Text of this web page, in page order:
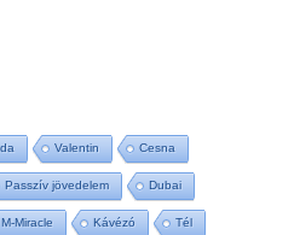
Valentin Cesna
Passzív jövedelem Dubai
M-Miracle Kávézó Tél